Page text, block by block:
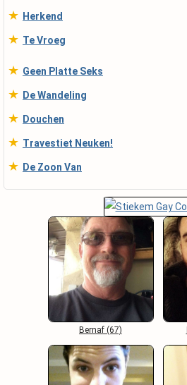
★ Herkend
★ Te Vroeg
★ Geen Platte Seks
★ De Wandeling
★ Douchen
★ Travestiet Neuken!
★ De Zoon Van
Bernaf (67)